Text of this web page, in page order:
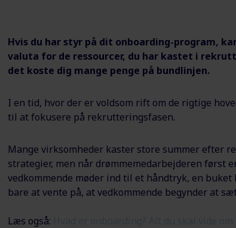
Hvis du har styr på dit onboarding-program,
valuta for de ressourcer, du har kastet i
det koste dig mange penge på bundlinjen.
I en tid, hvor der er voldsom rift om de rigtige
til at fokusere på rekrutteringsfasen.
Mange virksomheder kaster store summer efter
strategier, men når drømmemedarbejderen først
vedkommende møder ind til et håndtryk, en
bare at vente på, at vedkommende begynder at
Læs også: